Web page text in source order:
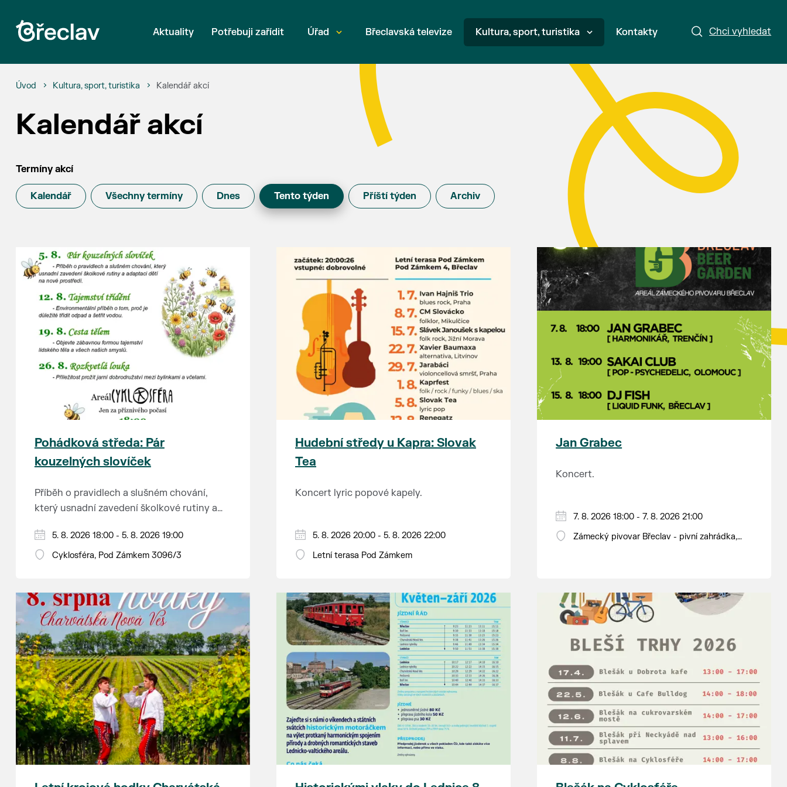
Chci vyhledat
Aktuality Potřebuji zařídit Úřad Břeclavská televize Kultura, sport, turistika Kontakty
Úvod Kultura, sport, turistika Kalendář akcí
Kalendář akcí
Termíny akcí
Kalendář Všechny termíny Dnes Tento týden Příští týden Archiv
Pohádková středa: Pár
kouzelných slovíček
Příběh o pravidlech a slušném chování,
který usnadní zavedení školkové rutiny a
Hraje se jen za příznivého počasí.
Vstupné dobrovolné.
5. 8. 2026 18:00 - 5. 8. 2026 19:00
Cyklosféra, Pod Zámkem 3096/3
Hudební středy u Kapra: Slovak
Tea
Koncert lyric popové kapely.
5. 8. 2026 20:00 - 5. 8. 2026 22:00
Letní terasa Pod Zámkem
Jan Grabec
Koncert.
7. 8. 2026 18:00 - 7. 8. 2026 21:00
Zámecký pivovar Břeclav - pivní zahrádka,